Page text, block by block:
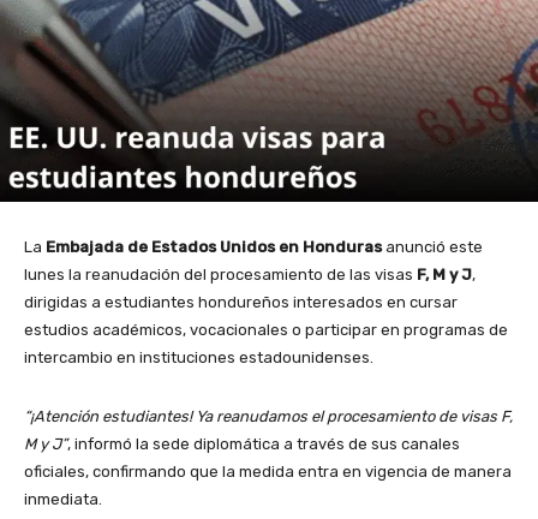
La Embajada de Estados Unidos en Hondurasanunció este
lunes la reanudación del procesamiento de las visas F, M y J,
dirigidas a estudiantes hondureños interesados en cursar
estudios académicos, vocacionales o participar en programas de
intercambio en instituciones estadounidenses.
“¡Atención estudiantes! Ya reanudamos el procesamiento de visas F,
M y J”, informó la sede diplomática a través de sus canales
oficiales, confirmando que la medida entra en vigencia de manera
inmediata.